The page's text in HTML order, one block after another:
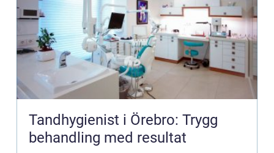
Tandhygienist i Örebro: Trygg
behandling med resultat